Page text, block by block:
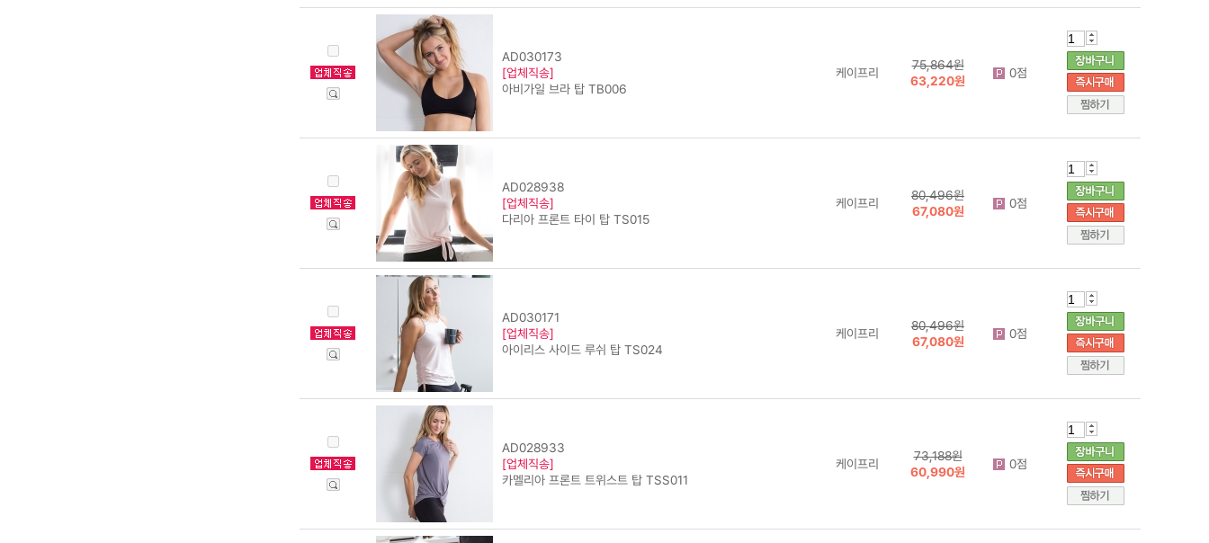
AD030173
[업체직송]
아비가일 브라 탑 TB006
케이프리
75,864원
63,220원
0점
AD028938
[업체직송]
다리아 프론트 타이 탑 TS015
케이프리
80,496원
67,080원
0점
AD030171
[업체직송]
아이리스 사이드 루쉬 탑 TS024
케이프리
80,496원
67,080원
0점
AD028933
[업체직송]
카멜리아 프론트 트위스트 탑 TSS011
케이프리
73,188원
60,990원
0점